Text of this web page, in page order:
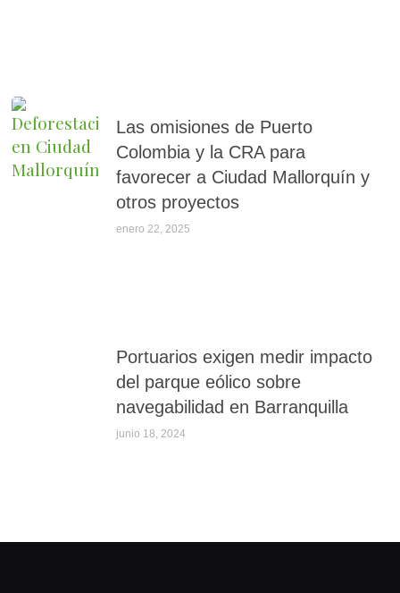
Las omisiones de Puerto
Colombia y la CRA para
favorecer a Ciudad Mallorquín y
otros proyectos
enero 22, 2025
Portuarios exigen medir impacto
del parque eólico sobre
navegabilidad en Barranquilla
junio 18, 2024